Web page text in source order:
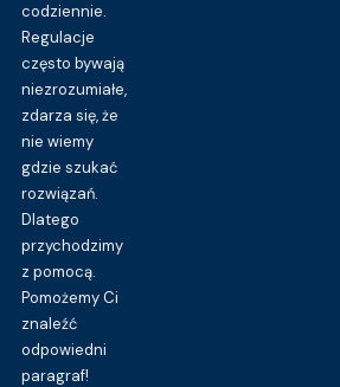
codziennie.
Regulacje
często bywają
niezrozumiałe,
zdarza się, że
nie wiemy
gdzie szukać
rozwiązań.
Dlatego
przychodzimy
z pomocą.
Pomożemy Ci
znaleźć
odpowiedni
paragraf!